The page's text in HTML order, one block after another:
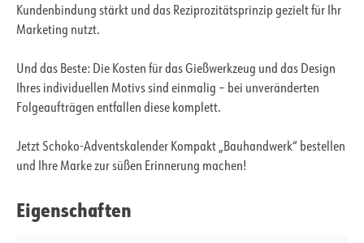
Kundenbindung stärkt und das Reziprozitätsprinzip gezielt für Ihr
Marketing nutzt.
Und das Beste: Die Kosten für das Gießwerkzeug und das Design
Ihres individuellen Motivs sind einmalig – bei unveränderten
Folgeaufträgen entfallen diese komplett.
Jetzt Schoko-Adventskalender Kompakt „Bauhandwerk“ bestellen
und Ihre Marke zur süßen Erinnerung machen!
Eigenschaften